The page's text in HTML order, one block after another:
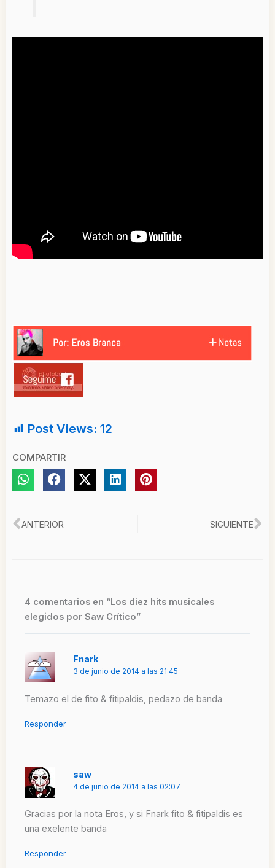
Post Views: 12
COMPARTIR
Ant
ANTERIOR SIGUIENTE
4 comentarios en “Los diez hits musicales
elegidos por Saw Crítico”
Fnark
3 de junio de 2014 a las 21:45
Temazo el de fito & fitipaldis, pedazo de banda
Responder
saw
4 de junio de 2014 a las 02:07
Gracias por la nota Eros, y si Fnark fito & fitipaldis es
una exelente banda
Responder